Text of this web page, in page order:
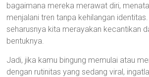
bagaimana mereka merawat diri,
menjalani tren tanpa kehilangan identitas.
seharusnya kita merayakan kecantikan
bentuknya.
Jadi, jika kamu bingung memulai atau
dengan rutinitas yang sedang viral,